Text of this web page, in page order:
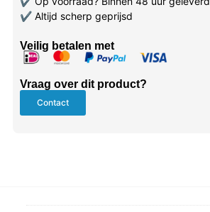
✔Altijd scherp geprijsd
Veilig betalen met
Vraag over dit product?
Contact